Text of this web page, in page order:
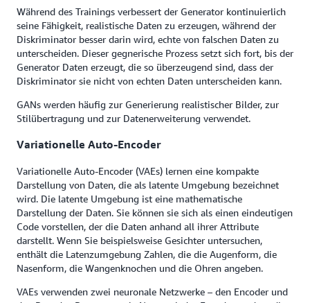
Während des Trainings verbessert der Generator kontinuierlich
seine Fähigkeit, realistische Daten zu erzeugen, während der
Diskriminator besser darin wird, echte von falschen Daten zu
unterscheiden. Dieser gegnerische Prozess setzt sich fort, bis der
Generator Daten erzeugt, die so überzeugend sind, dass der
Diskriminator sie nicht von echten Daten unterscheiden kann.
GANs werden häufig zur Generierung realistischer Bilder, zur
Stilübertragung und zur Datenerweiterung verwendet.
Variationelle Auto-Encoder
Variationelle Auto-Encoder (VAEs) lernen eine kompakte
Darstellung von Daten, die als latente Umgebung bezeichnet
wird. Die latente Umgebung ist eine mathematische
Darstellung der Daten. Sie können sie sich als einen eindeutigen
Code vorstellen, der die Daten anhand all ihrer Attribute
darstellt. Wenn Sie beispielsweise Gesichter untersuchen,
enthält die Latenzumgebung Zahlen, die die Augenform, die
Nasenform, die Wangenknochen und die Ohren angeben.
VAEs verwenden zwei neuronale Netzwerke – den Encoder und